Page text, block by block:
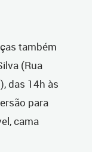
também
(Rua
das 14h às
para
cama